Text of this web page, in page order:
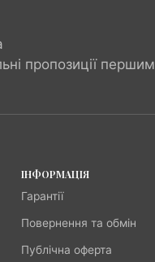
пропозиції
ІНФОРМАЦІЯ
Гарантії
Повернення та обмін
Публічна оферта